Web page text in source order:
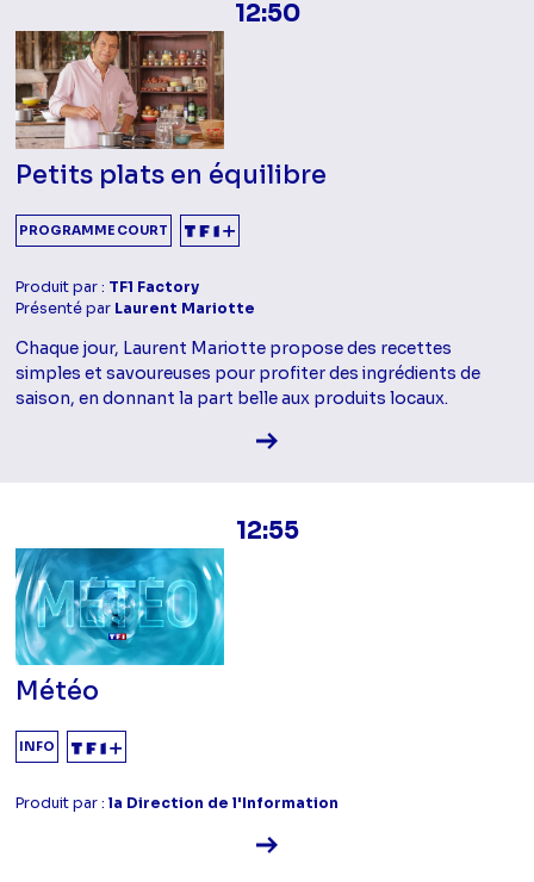
12:50
Petits plats en équilibre
PROGRAMME COURT
Produit par : TF1 Factory
Présenté par Laurent Mariotte
Chaque jour, Laurent Mariotte propose des recettes
simples et savoureuses pour profiter des ingrédients de
saison, en donnant la part belle aux produits locaux.
Voir la fiche diffusion
12:55
Météo
INFO
Produit par :la Direction de l'Information
Voir la fiche diffusion